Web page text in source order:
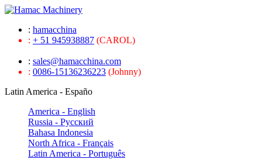
: hamacchina
: + 51 945938887 (CAROL)
: sales@hamacchina.com
: 0086-15136236223 (Johnny)
Latin America - Españo
America - English
Russia - Pусский
Bahasa Indonesia
North Africa - Français
Latin America - Português